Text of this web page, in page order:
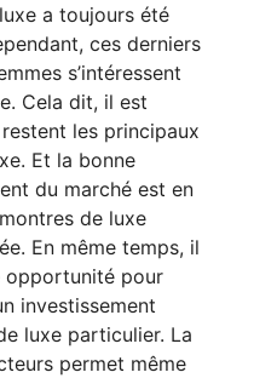
a toujours été
ces derniers
s’intéressent
Cela dit, il est
les principaux
Et la bonne
du marché est en
de luxe
En même temps, il
opportunité pour
investissement
luxe particulier. La
permet même